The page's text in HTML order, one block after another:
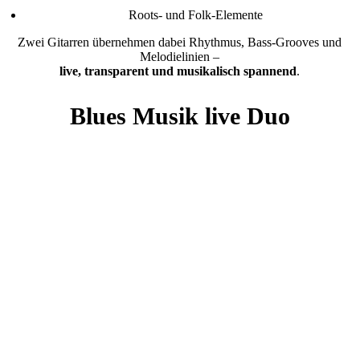
Roots- und Folk-Elemente
Zwei Gitarren übernehmen dabei Rhythmus, Bass-Grooves und
Melodielinien –
live, transparent und musikalisch spannend.
Blues Musik live Duo